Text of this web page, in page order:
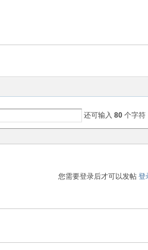
还可输入 80 个字符
您需要登录后才可以发帖 登